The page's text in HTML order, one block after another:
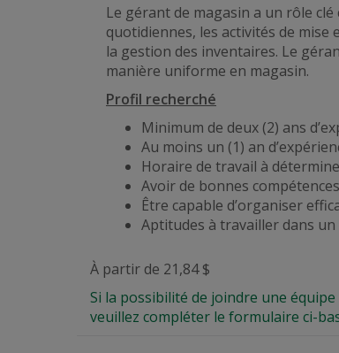
Le gérant de magasin a un rôle
quotidiennes, les activités de mise
la gestion des inventaires. Le
manière uniforme en magasin.
Profil recherché
Minimum de deux (2) ans
Au moins un (1) an
Horaire de travail à
Avoir de bonnes
Être capable d’organiser
Aptitudes à travailler dans
À partir de 21,84 $
Si la possibilité de joindre une
veuillez compléter le formulaire ci-